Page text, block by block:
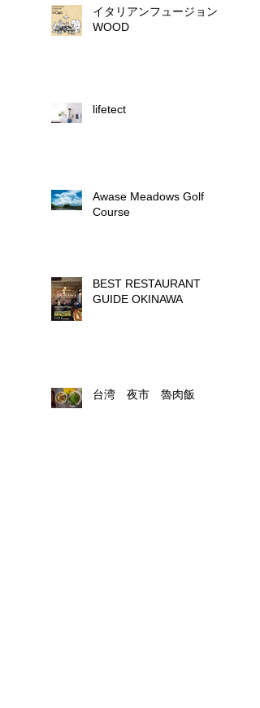
イタリアンフュージョン
WOOD
lifetect
Awase Meadows Golf
Course
BEST RESTAURANT
GUIDE OKINAWA
台湾 夜市 魯肉飯